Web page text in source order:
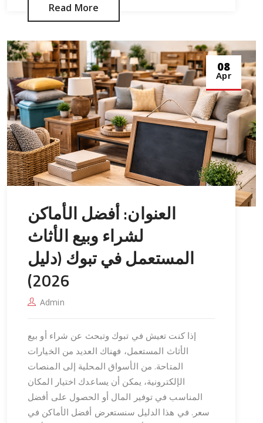
Read More
08
Apr
العنوان: أفضل الأماكن
لشراء وبيع الأثاث
المستعمل في تبوك (دليل
2026)
Admin
إذا كنت تعيش في تبوك وتبحث عن شراء أو بيع
الأثاث المستعمل، فهناك العديد من الخيارات
المتاحة. من الأسواق المحلية إلى المنصات
الإلكترونية، يمكن أن يساعدك اختيار المكان
المناسب في توفير المال أو الحصول على أفضل
سعر. في هذا الدليل سنستعرض أفضل الأماكن في